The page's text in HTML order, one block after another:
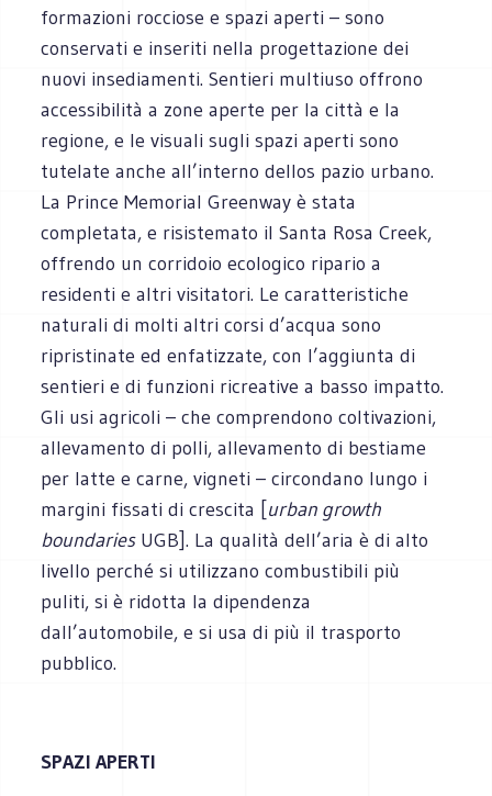
formazioni rocciose e spazi aperti – sono
conservati e inseriti nella progettazione dei
nuovi insediamenti. Sentieri multiuso offrono
accessibilità a zone aperte per la città e la
regione, e le visuali sugli spazi aperti sono
tutelate anche all’interno dellos pazio urbano.
La Prince Memorial Greenway è stata
completata, e risistemato il Santa Rosa Creek,
offrendo un corridoio ecologico ripario a
residenti e altri visitatori. Le caratteristiche
naturali di molti altri corsi d’acqua sono
ripristinate ed enfatizzate, con l’aggiunta di
sentieri e di funzioni ricreative a basso impatto.
Gli usi agricoli – che comprendono coltivazioni,
allevamento di polli, allevamento di bestiame
per latte e carne, vigneti – circondano lungo i
margini fissati di crescita [urban growth
boundariesUGB]. La qualità dell’aria è di alto
livello perché si utilizzano combustibili più
puliti, si è ridotta la dipendenza
dall’automobile, e si usa di più il trasporto
pubblico.
SPAZI APERTI